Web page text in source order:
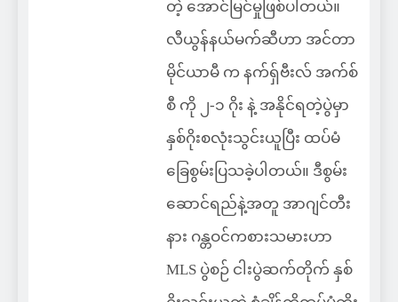
တဲ့ အောင်မြင်မှုဖြစ်ပါတယ်။
လီယွန်နယ်မက်ဆီဟာ အင်တာ
မိုင်ယာမီ က နက်ရှ်ဗီးလ် အက်စ်
စီ ကို ၂-၁ ဂိုး နဲ့ အနိုင်ရတဲ့ပွဲမှာ
နှစ်ဂိုးစလုံးသွင်းယူပြီး ထပ်မံ
ခြေစွမ်းပြသခဲ့ပါတယ်။ ဒီစွမ်း
ဆောင်ရည်နဲ့အတူ အာဂျင်တီး
နား ဂန္တဝင်ကစားသမားဟာ
MLS ပွဲစဉ် ငါးပွဲဆက်တိုက် နှစ်